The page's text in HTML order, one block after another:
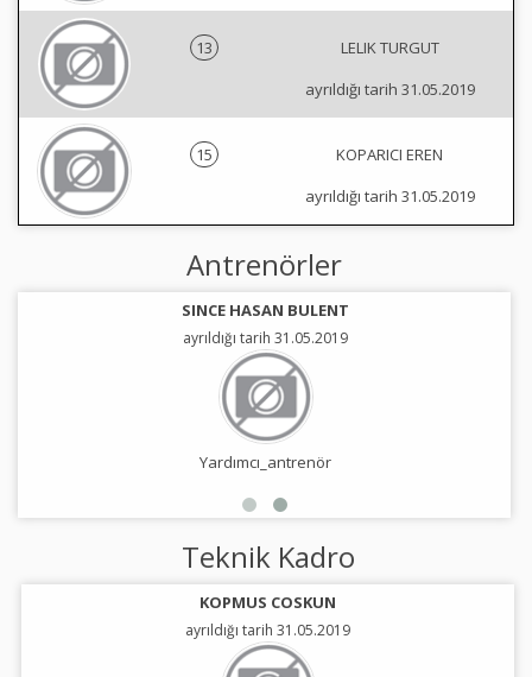
13
LELIK TURGUT
ayrıldığı tarih 31.05.2019
15
KOPARICI EREN
ayrıldığı tarih 31.05.2019
Antrenörler
SINCE HASAN BULENT
ayrıldığı tarih 31.05.2019
Yardımcı_antrenör
Teknik Kadro
KOPMUS COSKUN
ayrıldığı tarih 31.05.2019